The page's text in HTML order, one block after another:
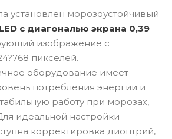
установлен морозоустойчивый
с диагональю экрана 0,39
изображение с
пикселей.
оборудование имеет
потребления энергии и
работу при морозах,
идеальной настройки
корректировка диоптрий,